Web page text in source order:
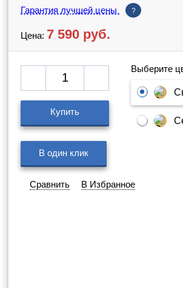
Гарантия лучшей цены
?
Цена: 7 590 руб.
Выберите
Купить
В один клик
Сравнить В Избранное